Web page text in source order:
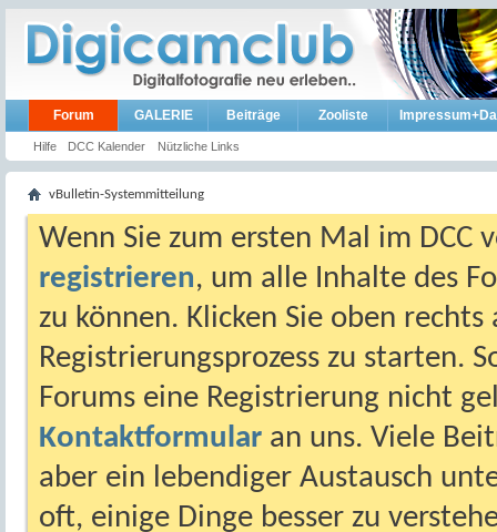
Forum
Hilfe DCC Kalender Nützliche Links
GALERIE Beiträge Zooliste
vBulletin-Systemmitteilung
Wenn Sie zum ersten Mal im DCC
registrieren, um alle Inhalte des
zu können. Klicken Sie oben
Registrierungsprozess zu starten.
Forums eine Registrierung nicht
Kontaktformular an uns. Viele
aber ein lebendiger Austausch
oft, einige Dinge besser zu